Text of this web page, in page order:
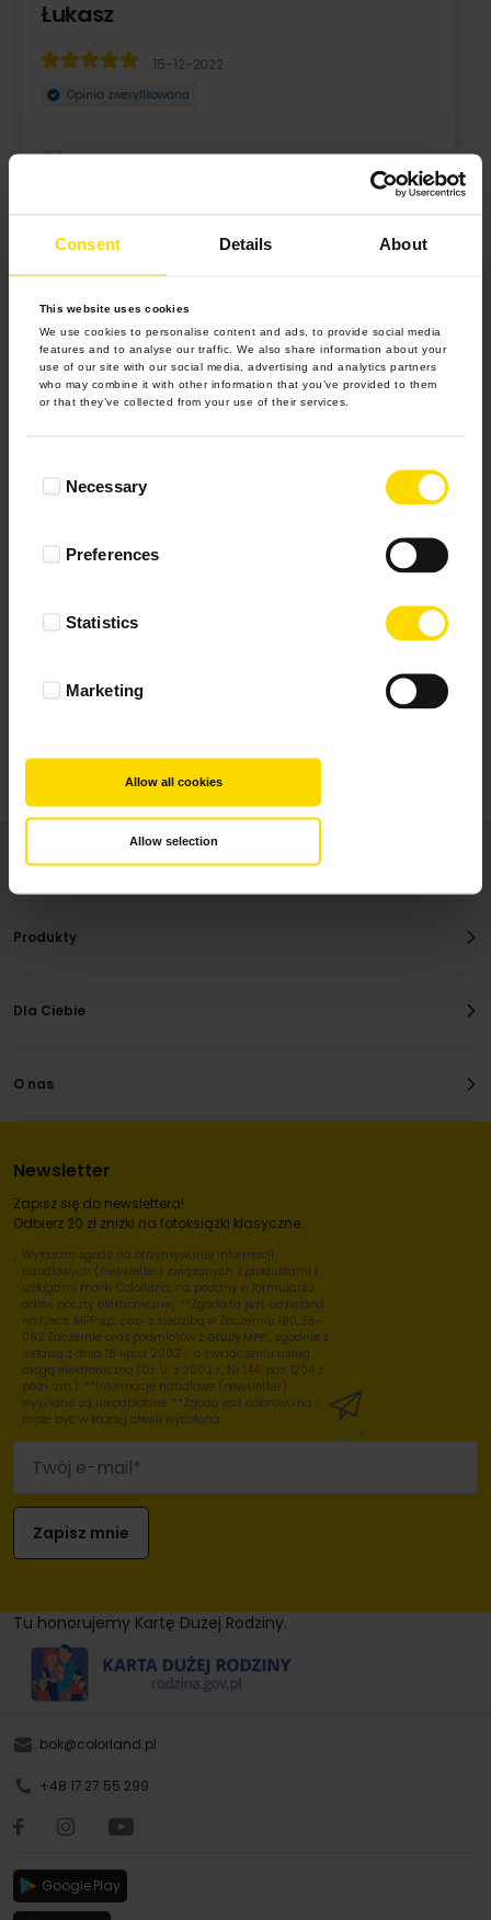
Consent Details About
This website uses cookies
We use cookies to personalise content and ads, to provide social media
features and to analyse our traffic. We also share information about your
use of our site with our social media, advertising and analytics partners
who may combine it with other information that you’ve provided to them
or that they’ve collected from your use of their services.
SelectionNecessary
Preferences
Statistics
Marketing
Allow all cookies
Allow selection
Co roku zamawiam kalendarz na Dzień
4.9 z 5.0
Najbardziej pomocne oceny, które doradzą Ci
Produkty
Dla Ciebie
O nas
Newsletter
Zapisz się do newslettera!
Odbierz 20 zł zniżki na fotoksiążki klasyczne.
Wyrażam zgodę na otrzymywanie informacji
handlowych (newsletter) związanych z produktami i
usługami marki Colorland, na podany w formularzu
adres poczty elektronicznej. **Zgoda ta jest udzielana
na rzecz: MPP sp. z o.o. z siedzibą w Zaczerniu 190, 36-
062 Zaczernie oraz podmiotów z Grupy MPP , zgodnie z
Ustawą z dnia 18 lipca 2002 r. o świadczeniu usług
drogą elektroniczną (Dz. U. z 2002 r., Nr 144, poz. 1204 z
późn. zm.). **Informacje handlowe (newsletter)
wysyłane są nieodpłatnie. **Zgoda jest dobrowolna i
może być w każdej chwili wycofana.
Tu honorujemy Kartę Dużej Rodziny.
bok@colorland.pl
+48 17 27 55 299
Google Play